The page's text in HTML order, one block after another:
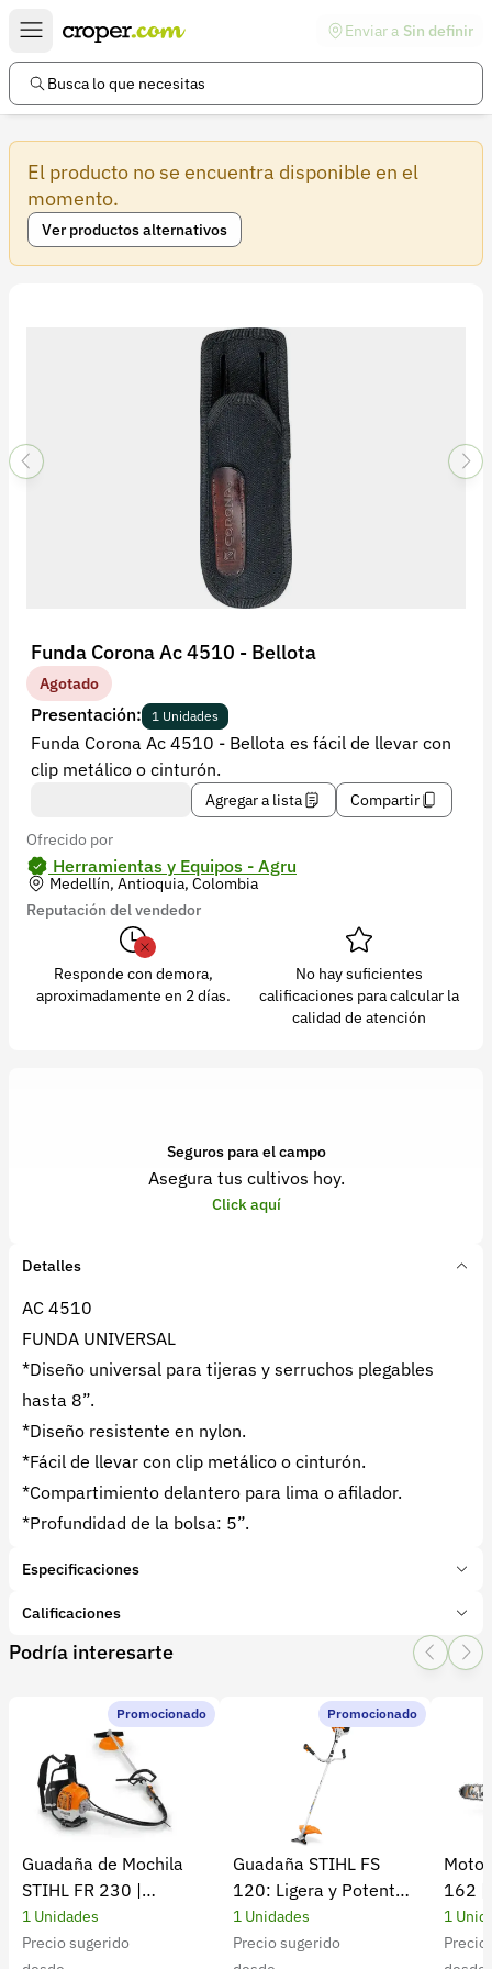
Enviar a Sin definir
Busca lo que necesitas
El producto no se encuentra disponible en el
momento.
Ver productos alternativos
Funda Corona Ac 4510 - Bellota
Agotado
Presentación: 1 Unidades
Funda Corona Ac 4510 - Bellota es fácil de llevar con
clip metálico o cinturón.
Agregar a lista
Compartir
Ofrecido por
Herramientas y Equipos - Agru
Medellín, Antioquia, Colombia
Reputación del vendedor
Responde con demora,
aproximadamente en 2 días.
No hay suficientes
calificaciones para calcular la
calidad de atención
Seguros para el campo
Asegura tus cultivos hoy.
Click aquí
Detalles
AC 4510
FUNDA UNIVERSAL
*Diseño universal para tijeras y serruchos plegables
hasta 8”.
*Diseño resistente en nylon.
*Fácil de llevar con clip metálico o cinturón.
*Compartimiento delantero para lima o afilador.
*Profundidad de la bolsa: 5”.
Especificaciones
Marca:
CORONA
Tipo de producto:Insumo
Subcategoría:Tijeras
Calificaciones
1 Star
2 Star
3 Star4 Star
0 calificaciones
5 Estrellas
4 Estrellas
3 Estrellas
2 Estrellas
1 Estrellas
Podría interesarte
Promocionado
Guadaña de Mochila
STIHL FR 230 |
Potencia y rendimiento
1 Unidades
Precio sugerido
Promocionado
Guadaña STIHL FS
120: Ligera y Potente
para el Campo
1 Unidades
Precio sugerido
162 |
1
Enlaces de interés
Preguntas frecuentes
Ayuda
Información legal
Términos y condiciones
Registrarse
contacto@croper.com
© 2026 Croper.com Todos los derechos reservados
Versión 5.45.0
Síguenos